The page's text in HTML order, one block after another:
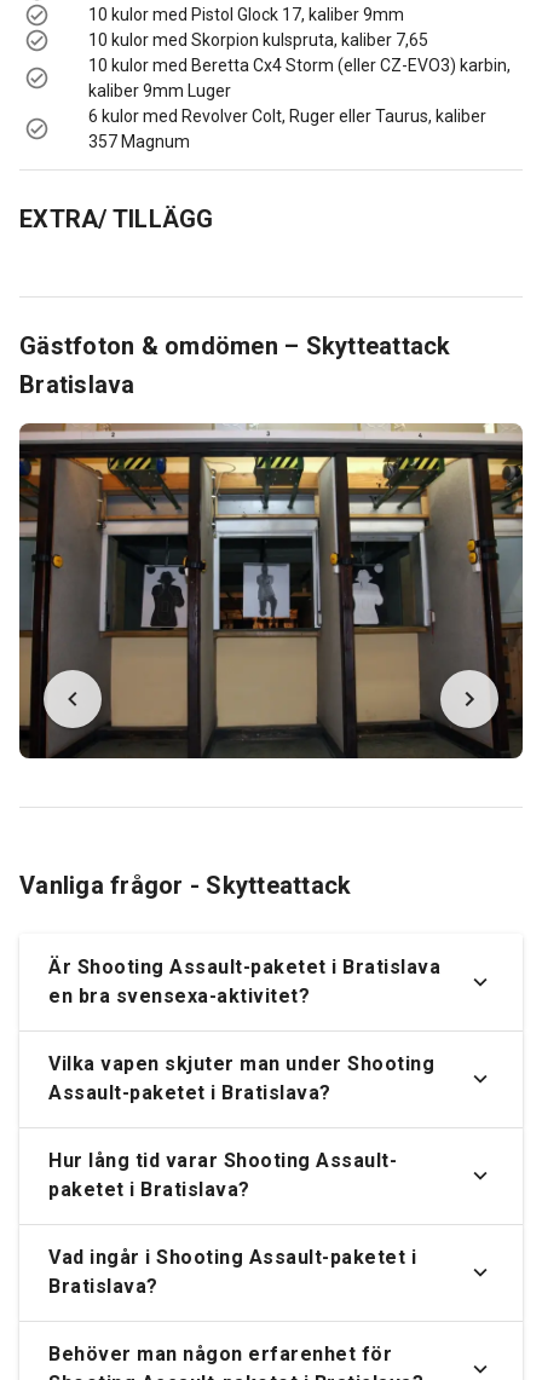
10 kulor med Pistol Glock 17, kaliber 9mm
10 kulor med Skorpion kulspruta, kaliber 7,65
10 kulor med Beretta Cx4 Storm (eller CZ-EVO3) karbin,
kaliber 9mm Luger
6 kulor med Revolver Colt, Ruger eller Taurus, kaliber
357 Magnum
EXTRA/ TILLÄGG
Gästfoton & omdömen – Skytteattack
Bratislava
Vanliga frågor - Skytteattack
Är Shooting Assault-paketet i Bratislava
en bra svensexa-aktivitet?
Vilka vapen skjuter man under Shooting
Assault-paketet i Bratislava?
Hur lång tid varar Shooting Assault-
paketet i Bratislava?
Vad ingår i Shooting Assault-paketet i
Bratislava?
Behöver man någon erfarenhet för